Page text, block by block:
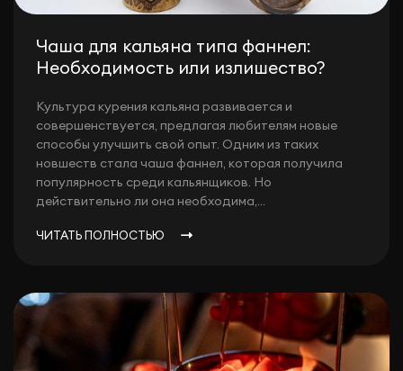
Чаша для кальяна типа фаннел:
Необходимость или излишество?
Культура курения кальяна развивается и
совершенствуется, предлагая любителям новые
способы улучшить свой опыт. Одним из таких
новшеств стала чаша фаннел, которая получила
популярность среди кальянщиков. Но
действительно ли она необходима,...
ЧИТАТЬ ПОЛНОСТЬЮ